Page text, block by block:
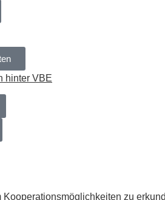
hinter VBE
Ko­­ope­ra­­ti­ons­­mög­­lich­­kei­ten zu